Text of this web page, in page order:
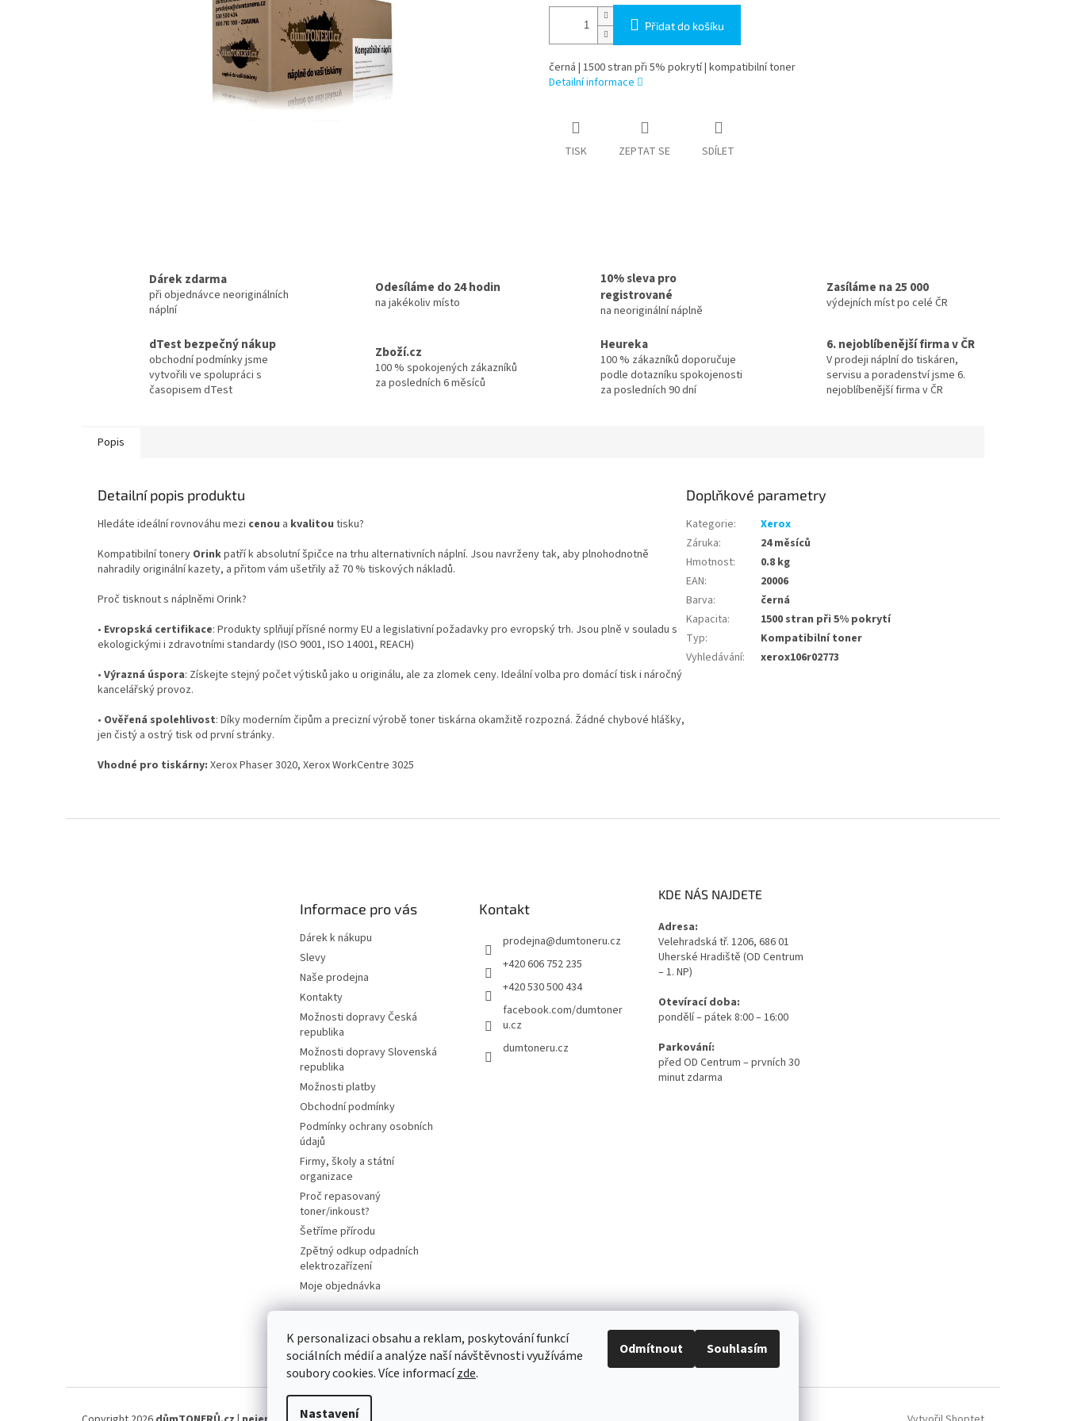
K personalizaci obsahu a reklam, poskytování funkcí
sociálních médií a analýze naší návštěvnosti využíváme
soubory cookies. Více informacízde.
Nastavení
Odmítnout Souhlasím
Přidat do košíku
černá | 1500 stran při 5% pokrytí | kompatibilní toner
Detailní informace
TISK ZEPTAT SE SDÍLET
Dárek zdarma
při objednávce neoriginálních
náplní
Odesíláme do 24 hodin
na jakékoliv místo
10% sleva pro
registrované
na neoriginální náplně
Zasíláme na 25 000
výdejních míst po celé ČR
dTest bezpečný nákup
obchodní podmínky jsme
vytvořili ve spolupráci s
časopisem dTest
Zboží.cz
100 % spokojených zákazníků
za posledních 6 měsíců
Heureka
100 % zákazníků doporučuje
podle dotazníku spokojenosti
za posledních 90 dní
6. nejoblíbenější firma v ČR
V prodeji náplní do tiskáren,
servisu a poradenství jsme 6.
nejoblíbenější firma v ČR
Popis
Detailní popis produktu
Hledáte ideální rovnováhu mezi cenou a kvalitou tisku?
Kompatibilní tonery Orinkpatří k absolutní špičce na trhu alternativních náplní. Jsou navrženy tak, aby plnohodnotně
nahradily originální kazety, a přitom vám ušetřily až 70 % tiskových nákladů.
Proč tisknout s náplněmi Orink?
• Evropská certifikace: Produkty splňují přísné normy EU a legislativní požadavky pro evropský trh. Jsou plně v souladu s
ekologickými i zdravotními standardy (ISO 9001, ISO 14001, REACH)
• Výrazná úspora: Získejte stejný počet výtisků jako u originálu, ale za zlomek ceny. Ideální volba pro domácí tisk i náročný
kancelářský provoz.
• Ověřená spolehlivost: Díky moderním čipům a precizní výrobě toner tiskárna okamžitě rozpozná. Žádné chybové hlášky,
jen čistý a ostrý tisk od první stránky.
Vhodné pro tiskárny: Xerox Phaser 3020, Xerox WorkCentre 3025
Doplňkové parametry
Kategorie:
Xerox
Záruka:
24 měsíců
Hmotnost:
0.8 kg
EAN:
20006
Barva:
černá
Kapacita:
1500 stran při 5% pokrytí
Typ:
Kompatibilní toner
Vyhledávání: xerox106r02773
Informace pro vás
Dárek k nákupu
Slevy
Naše prodejna
Kontakty
Možnosti dopravy Česká
republika
Možnosti dopravy Slovenská
republika
Možnosti platby
Obchodní podmínky
Podmínky ochrany osobních
údajů
Firmy, školy a státní
organizace
Proč repasovaný
toner/inkoust?
Šetříme přírodu
Zpětný odkup odpadních
elektrozařízení
Moje objednávka
Kontakt
prodejna@dumtoneru.cz
+420 606 752 235
+420 530 500 434
facebook.com/dumtoner
u.cz
dumtoneru.cz
KDE NÁS NAJDETE
Adresa:
Velehradská tř. 1206, 686 01
Uherské Hradiště (OD Centrum
– 1. NP)
Otevírací doba:
pondělí – pátek 8:00 – 16:00
Parkování:
před OD Centrum – prvních 30
minut zdarma
cart4future.cz sbernybox.cz